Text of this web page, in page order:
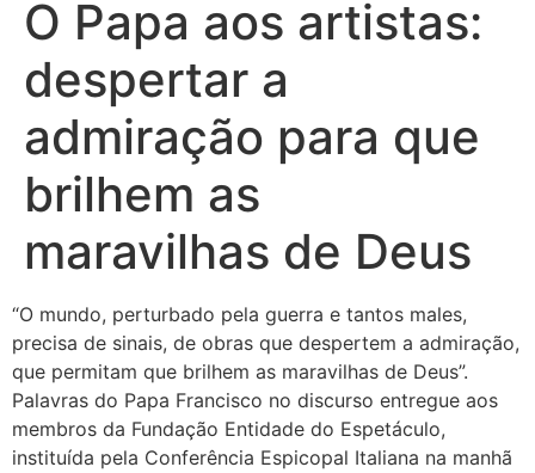
O Papa aos artistas:
despertar a
admiração para que
brilhem as
maravilhas de Deus
“O mundo, perturbado pela guerra e tantos males,
precisa de sinais, de obras que despertem a admiração,
que permitam que brilhem as maravilhas de Deus”.
Palavras do Papa Francisco no discurso entregue aos
membros da Fundação Entidade do Espetáculo,
instituída pela Conferência Espicopal Italiana na manhã